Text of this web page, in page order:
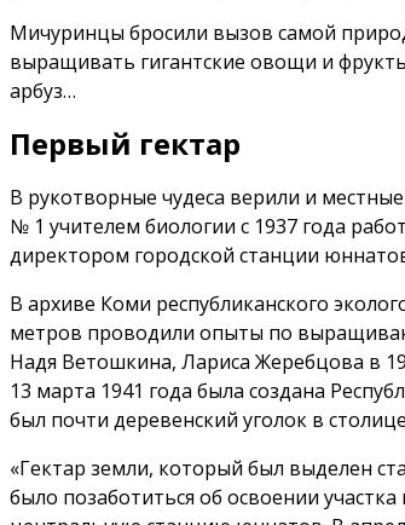
Мичуринцы бросили вызов самой
выращивать гигантские овощи и
арбуз…
Первый гектар
В рукотворные чудеса верили и
№ 1 учителем биологии с 1937 года
директором городской станции
В архиве Коми республиканского
метров проводили опыты по
Надя Ветошкина, Лариса Жеребцова в
13 марта 1941 года была создана
был почти деревенский уголок в
«Гектар земли, который был выделен
было позаботиться об освоении